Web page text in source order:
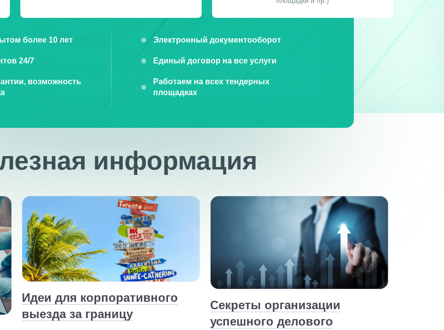
более 10 лет
24/7
возможность
Электронный документооборот
Единый договор на все услуги
Работаем на всех тендерных
площадках
информация
Идеи для корпоративного
выезда за границу
Секреты организации
успешного делового